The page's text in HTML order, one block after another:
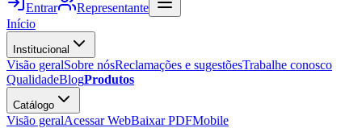
Entrar
Representante
Início
Institucional
Visão geralSobre nósReclamações e sugestõesTrabalhe conosco
QualidadeBlogProdutos
Catálogo
Visão geralAcessar WebBaixar PDFMobile